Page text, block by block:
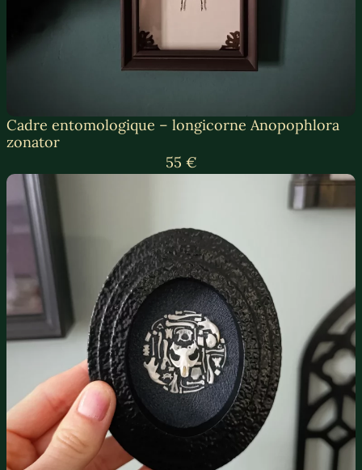
Cadre entomologique – longicorne Anopophlora
zonator
55 €